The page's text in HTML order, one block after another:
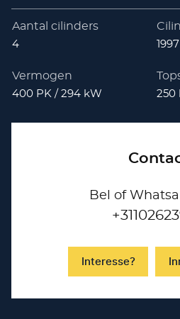
Aantal cilinders
4
Vermogen
400 PK / 294 kW 250
Bel of
Interesse?